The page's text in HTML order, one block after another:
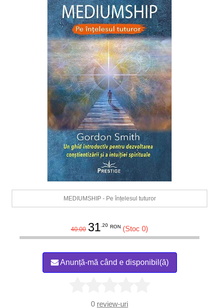
MEDIUMSHIP - Pe înțelesul tuturor
40.00 31.20 RON (Stoc 0)
Anunță-mă când e disponibil(ă)
0 review-uri